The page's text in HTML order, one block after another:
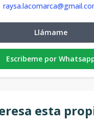
Llámame
Escribeme por
esta